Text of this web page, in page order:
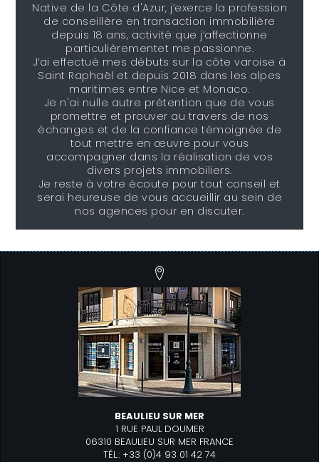
Native de la Côte d'Azur, j’exerce la profession
de conseillère en transaction immobilière
depuis 18 ans, activité que j’affectionne
particulièrementet me passionne.
J’ai effectué mes débuts sur la côte varoise à
Saint Raphaël et depuis 2018 dans les alpes
maritimes entre Nice et Monaco.
Je n'ai nulle autre prétention que de vous
promettre et prouver au travers de nos
échanges et de la confiance témoignée de
tout mettre en œuvre pour vous
accompagner dans la réalisation de vos
divers projets immobiliers.
Je reste à votre écoute pour tout conseil et
serai heureuse de vous accueillir au sein de
nos agences pour en discuter.
BEAULIEU SUR MER
1 RUE PAUL DOUMER
06310 BEAULIEU SUR MER FRANCE
TÉL.: +33 (0)4 93 01 42 74